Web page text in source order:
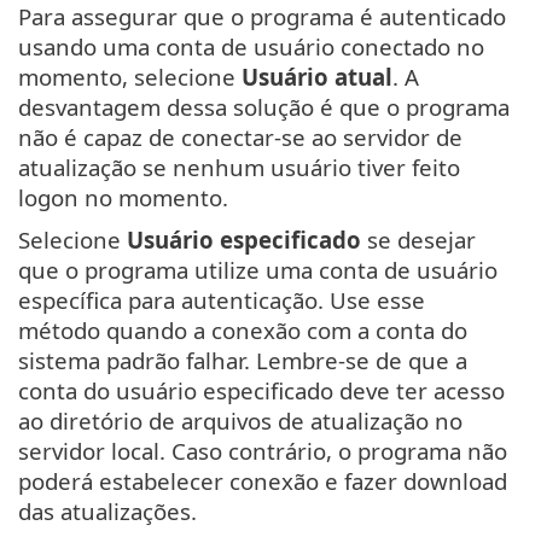
Para assegurar que o programa é autenticado
usando uma conta de usuário conectado no
momento, selecione Usuário atual. A
desvantagem dessa solução é que o programa
não é capaz de conectar-se ao servidor de
atualização se nenhum usuário tiver feito
logon no momento.
Selecione Usuário especificado se desejar
que o programa utilize uma conta de usuário
específica para autenticação. Use esse
método quando a conexão com a conta do
sistema padrão falhar. Lembre-se de que a
conta do usuário especificado deve ter acesso
ao diretório de arquivos de atualização no
servidor local. Caso contrário, o programa não
poderá estabelecer conexão e fazer download
das atualizações.